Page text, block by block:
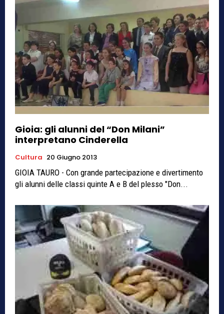
Gioia: gli alunni del “Don Milani”
interpretano Cinderella
Cultura 20 Giugno 2013
GIOIA TAURO - Con grande partecipazione e divertimento
gli alunni delle classi quinte A e B del plesso "Don...